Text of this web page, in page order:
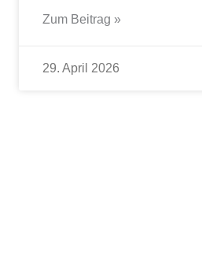
Zum Beitrag »
29. April 2026